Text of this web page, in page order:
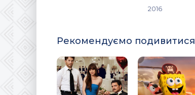
2016
Рекомендуємо подивитися